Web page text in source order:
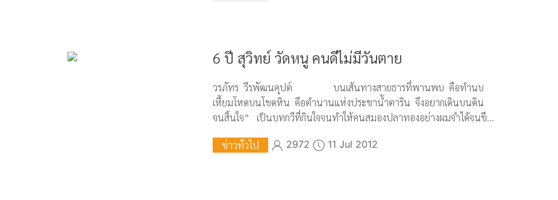
6 ปี สุวิทย์ วัดหนู คนดีไม่มีวันตาย
วรภัทร วีรพัฒนคุปต์ บนเส้นทางสายธารที่พานพบ คือทำนบ
เหี้ยมโหดบนโขดหิน คือตำนานแห่งประชาน้ำตาริน จึงอยากเดินบนดิน
จนสิ้นใจ” เป็นบทกวีที่กินใจจนทำให้คนสมองปลาทองอย่างผมจำได้จนขึ...
ข่าวทั่วไป 2972 11 Jul 2012